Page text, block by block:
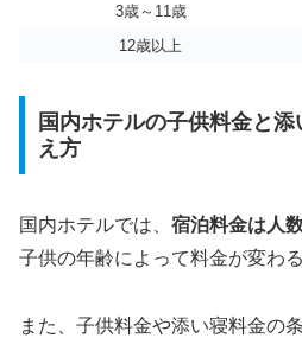
3歳～11歳
12歳以上
国内ホテルの子供料金と
え方
国内ホテルでは、 宿泊料金は人
子供の年齢によって料金が変わ
また、子供料金や添い寝料金の